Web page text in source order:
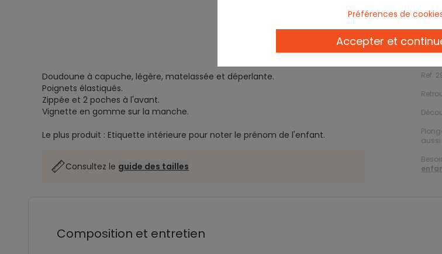
Description
Doudoune à capuche, légère, matelassée et déperlante.
Poignets élastiqués.
Zippée et 2 poches à l'avant.
Vignette en gomme sur la manche.
Le plus produit : Etiquette intérieure pour noter le prénom de l'enfant.
Consultez le guide des tailles
Ref.
Composition et entretien
Préférences de
Accepter et